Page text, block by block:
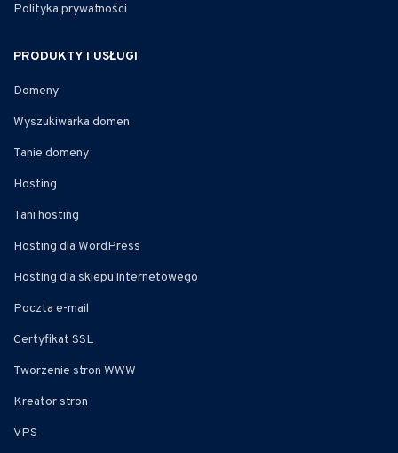
Polityka prywatności
PRODUKTY I USŁUGI
Domeny
Wyszukiwarka domen
Tanie domeny
Hosting
Tani hosting
Hosting dla WordPress
Hosting dla sklepu internetowego
Poczta e-mail
Certyfikat SSL
Tworzenie stron WWW
Kreator stron
VPS